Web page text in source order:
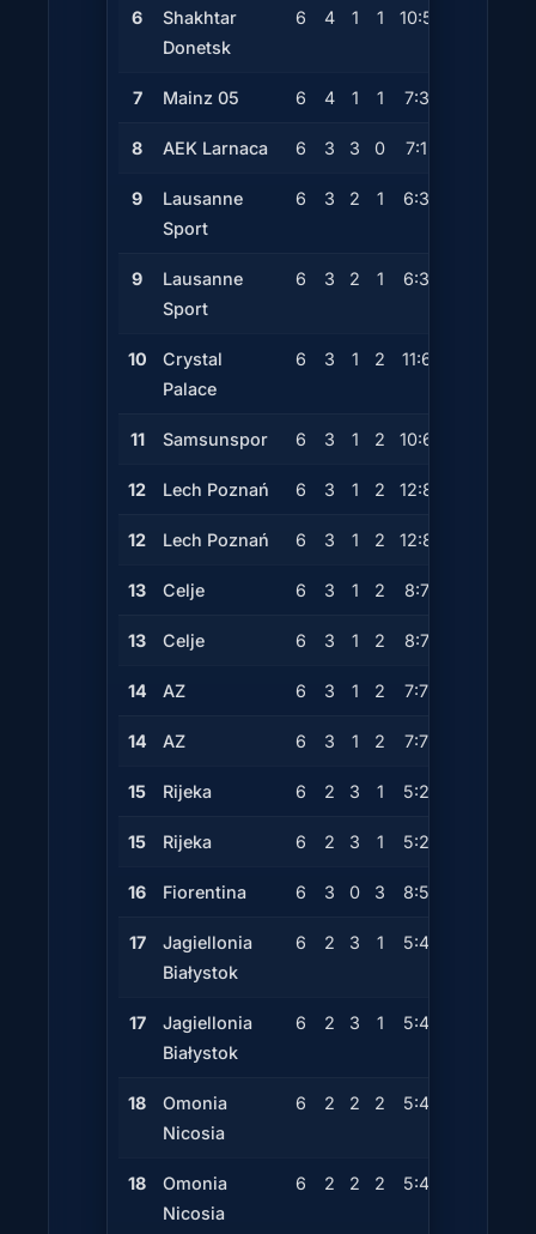
6
Shakhtar
Donetsk
6 4 1 1 10:5
7 Mainz 05 6 4 1 1 7:3
8 AEK Larnaca 6 3 3 0 7:1
9
Lausanne
Sport
6 3 2 1 6:3
9
Lausanne
Sport
6 3 2 1 6:3
10
Crystal
Palace
6 3 1 2 11:6
11 Samsunspor 6 3 1 2 10:6
12 Lech Poznań 6 3 1 2 12:8
12 Lech Poznań 6 3 1 2 12:8
13 Celje 6 3 1 2 8:7
13 Celje 6 3 1 2 8:7
14 AZ 6 3 1 2 7:7
14 AZ 6 3 1 2 7:7
15 Rijeka 6 2 3 1 5:2
15 Rijeka 6 2 3 1 5:2
16 Fiorentina 6 3 0 3 8:5
17
Jagiellonia
Białystok
6 2 3 1 5:4
17
Jagiellonia
Białystok
6 2 3 1 5:4
18
Omonia
Nicosia
6 2 2 2 5:4
18
Omonia
Nicosia
6 2 2 2 5:4